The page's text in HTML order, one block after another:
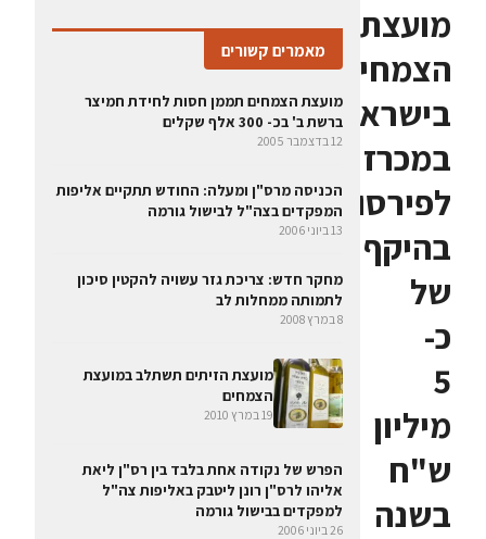
מועצת
הצמחים
בישראל
במכרז
לפירסום
בהיקף
של
כ-
5
מיליון
ש"ח
בשנה
מאמרים קשורים
מועצת הצמחים תממן חסות לחידת חמיצר
ברשת ב' בכ- 300 אלף שקלים
12 בדצמבר 2005
הכניסה מרס"ן ומעלה: החודש תתקיים אליפות
המפקדים בצה"ל לבישול גורמה
13 ביוני 2006
מחקר חדש: צריכת גזר עשויה להקטין סיכון
לתמותה ממחלות לב
8 במרץ 2008
מועצת הזיתים תשתלב במועצת
הצמחים
19 במרץ 2010
הפרש של נקודה אחת בלבד בין רס"ן ליאת
אליהו לרס"ן רונן ליטבק באליפות צה"ל
למפקדים בבישול גורמה
26 ביוני 2006